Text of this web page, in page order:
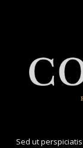
Sed ut